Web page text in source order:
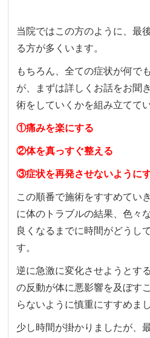
当院ではこの方のように、最
る方が多くいます。
もちろん、全ての症状が何で
が、まずは詳しくお話をお聞
術をしていくかを組み立てて
①痛みを楽にする
②体を真っすぐ整える
③症状を再発させないように
この順番で施術をすすめてい
に体のトラブルの結果、色々
良くなるまでに時間がどうし
す。
逆に急激に変化させようとす
の反動が体に悪影響を及ぼす
らないように慎重にすすめまし
少し時間が掛かりましたが、